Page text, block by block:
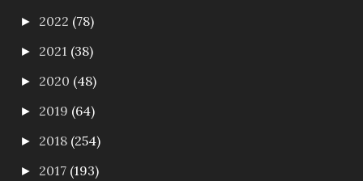
► 2022 (78)
► 2021 (38)
► 2020 (48)
► 2019 (64)
► 2018 (254)
► 2017 (193)